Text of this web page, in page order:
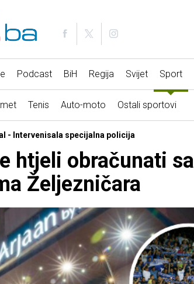
Podcast BiH Regija Svijet Sport
Tenis Auto-moto Ostali sportovi
- Intervenisala specijalna policija
htjeli obračunati sa
Željezničara